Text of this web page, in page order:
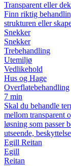
Transparent eller
Finn riktig
strukturen eller
Snekker
Snekker
Trebehandling
Utemiljø
Vedlikehold
Hus og Hage
Overflatebehandling
7 min
Skal du behandle
mellom transparent
løsning som passer
utseende,
Egill Reitan
Egill
Reitan